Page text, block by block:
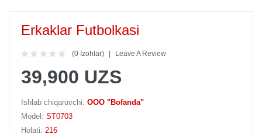
Erkaklar Futbolkasi
(0 Izohlar) Leave A Review
39,900 UZS
Ishlab chiqaruvchi: OOO "Bofanda"
Model: ST0703
Holati: 216